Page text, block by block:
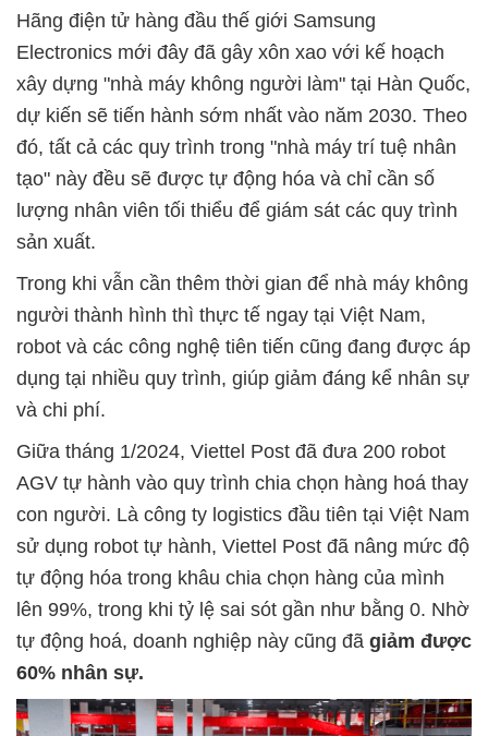
Hãng điện tử hàng đầu thế giới Samsung
Electronics mới đây đã gây xôn xao với kế hoạch
xây dựng "nhà máy không người làm" tại Hàn Quốc,
dự kiến sẽ tiến hành sớm nhất vào năm 2030. Theo
đó, tất cả các quy trình trong "nhà máy trí tuệ nhân
tạo" này đều sẽ được tự động hóa và chỉ cần số
lượng nhân viên tối thiểu để giám sát các quy trình
sản xuất.
Trong khi vẫn cần thêm thời gian để nhà máy không
người thành hình thì thực tế ngay tại Việt Nam,
robot và các công nghệ tiên tiến cũng đang được áp
dụng tại nhiều quy trình, giúp giảm đáng kể nhân sự
và chi phí.
Giữa tháng 1/2024, Viettel Post đã đưa 200 robot
AGV tự hành vào quy trình chia chọn hàng hoá thay
con người. Là công ty logistics đầu tiên tại Việt Nam
sử dụng robot tự hành, Viettel Post đã nâng mức độ
tự động hóa trong khâu chia chọn hàng của mình
lên 99%, trong khi tỷ lệ sai sót gần như bằng 0. Nhờ
tự động hoá, doanh nghiệp này cũng đã giảm được
60% nhân sự.